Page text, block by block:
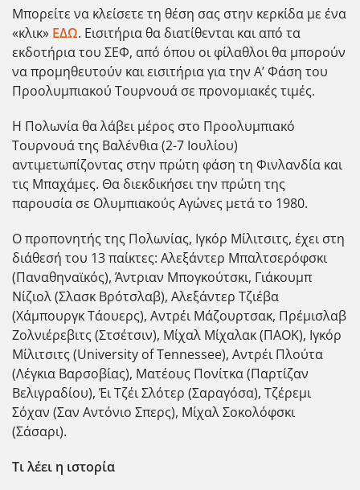
Μπορείτε να κλείσετε τη θέση σας στην κερκίδα με ένα
«κλικ» ΕΔΩ. Εισιτήρια θα διατίθενται και από τα
εκδοτήρια του ΣΕΦ, από όπου οι φίλαθλοι θα μπορούν
να προμηθευτούν και εισιτήρια για την Α’ Φάση του
Προολυμπιακού Τουρνουά σε προνομιακές τιμές.
Η Πολωνία θα λάβει μέρος στο Προολυμπιακό
Τουρνουά της Βαλένθια (2-7 Ιουλίου)
αντιμετωπίζοντας στην πρώτη φάση τη Φινλανδία και
τις Μπαχάμες. Θα διεκδικήσει την πρώτη της
παρουσία σε Ολυμπιακούς Αγώνες μετά το 1980.
Ο προπονητής της Πολωνίας, Ιγκόρ Μίλιτσιτς, έχει στη
διάθεσή του 13 παίκτες: Αλεξάντερ Μπαλτσερόφσκι
(Παναθηναϊκός), Άντριαν Μπογκούτσκι, Γιάκουμπ
Νίζιολ (Σλασκ Βρότσλαβ), Αλεξάντερ Τζιέβα
(Χάμπουργκ Τάουερς), Αντρέι Μάζουρτσακ, Πρέμισλαβ
Ζολνιέρεβιτς (Στσέτσιν), Μίχαλ Μίχαλακ (ΠΑΟΚ), Ιγκόρ
Μίλιτσιτς (University of Tennessee), Αντρέι Πλούτα
(Λέγκια Βαρσοβίας), Ματέους Πονίτκα (Παρτίζαν
Βελιγραδίου), Έι Τζέι Σλότερ (Σαραγόσα), Τζέρεμι
Σόχαν (Σαν Αντόνιο Σπερς), Μίχαλ Σοκολόφσκι
(Σάσαρι).
Τι λέει η ιστορία